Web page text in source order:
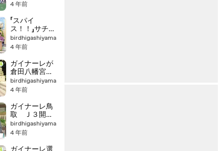
4 年前
「スパイ
ス！！」サチコ
のフレフレガ
イナーレ
birdhigashiyama
4 年前
ガイナーレが
倉田八幡宮で
必勝祈願
birdhigashiyama
4 年前
ガイナーレ鳥
取 Ｊ３開幕
へ
birdhigashiyama
4 年前